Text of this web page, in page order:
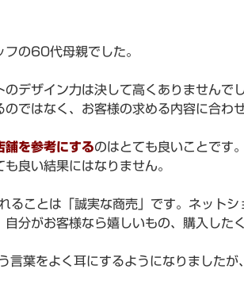
フの60代母親でした。
デザイン力は決して高くありませんで
ではなく、お客様の求める内容に合わ
舗を参考にするのはとても良いことです
良い結果にはなりません。
ることは「誠実な商売」です。ネット
分がお客様なら嬉しいもの、購入した
葉をよく耳にするようになりましたが